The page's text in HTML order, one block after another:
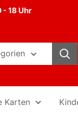
18 Uhr
Karten